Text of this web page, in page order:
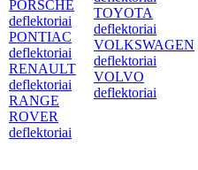
PORSCHE
deflektoriai
PONTIAC
deflektoriai
RENAULT
deflektoriai
RANGE
ROVER
deflektoriai
TOYOTA
deflektoriai
VOLKSWAGEN
deflektoriai
VOLVO
deflektoriai